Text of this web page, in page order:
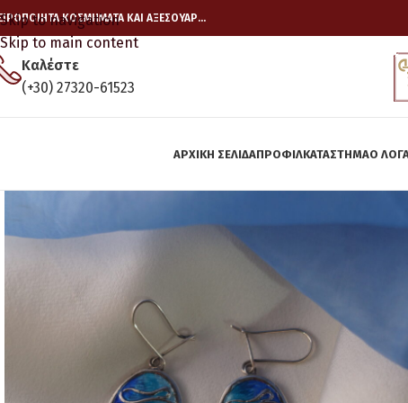
Skip to navigation
Skip to main content
ΚΟΣΜΗΜΑΤΑ ΚΑΙ ΑΞΕΣΟΥΑΡ…
Καλέστε
(+30) 27320-61523
ΑΡΧΙΚΉ ΣΕΛΊΔΑΠΡΟΦΙΛΚΑΤΆΣΤΗΜΑΟ